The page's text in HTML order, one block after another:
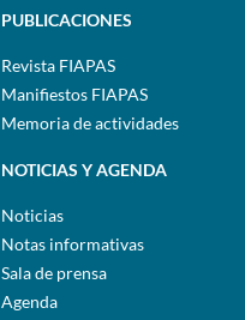
PUBLICACIONES
Revista FIAPAS
Manifiestos FIAPAS
Memoria de actividades
NOTICIAS Y AGENDA
Noticias
Notas informativas
Sala de prensa
Agenda